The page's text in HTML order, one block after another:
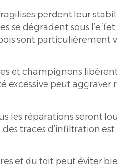
perdent leur
se dégradent sous
sont particulièrement
et champignons
excessive peut aggraver
les réparations seront
traces d’infiltration
et du toit peut éviter